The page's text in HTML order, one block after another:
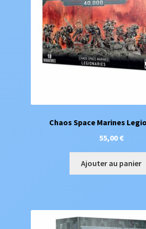
Chaos Space Marines
55,00€
Ajouter au panier